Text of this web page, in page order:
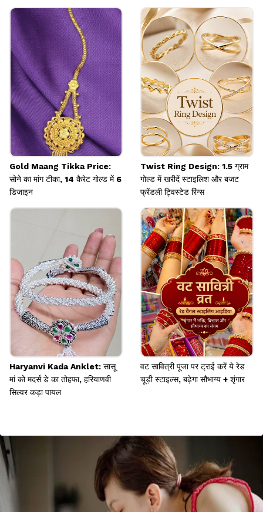
अगर आप पायल के बहुत सारे डिजाइंस को लेकर कंफ्यूज हैं, तो
फिर बिना सोचे पर्ल वर्क से सजे इस पायल को ले सकती हैं। यह
पायल किसी भी आउटफिट में चार-चांद लगा देगी।
Image credits: pinterest
Gold Maang Tikka Price:
सोने का मांग टीका, 14 कैरेट गोल्ड में 6
डिजाइन
Twist Ring Design: 1.5 ग्राम
गोल्ड में खरीदें स्टाइलिश और बजट
फ्रेंडली ट्विस्टेड रिंग्स
Haryanvi Kada Anklet: सासू
मां को मदर्स डे का तोहफा, हरियाणवी
सिल्वर कड़ा पायल
वट सावित्री पूजा पर ट्राई करें ये रेड
चूड़ी स्टाइल्स, बढ़ेगा सौभाग्य + शृंगार